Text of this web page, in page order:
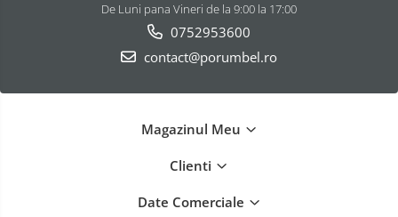
De Luni pana Vineri de la 9:00 la 17:00
0752953600
contact@porumbel.ro
Magazinul Meu
Clienti
Date Comerciale